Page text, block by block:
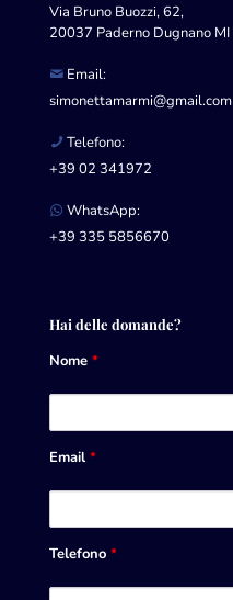
Via Bruno Buozzi, 62,
20037 Paderno Dugnano MI
Email:
simonettamarmi@gmail.com
Telefono:
+39 02 341972
WhatsApp:
+39 335 5856670
Hai delle domande?
Nome *
Email *
Telefono *